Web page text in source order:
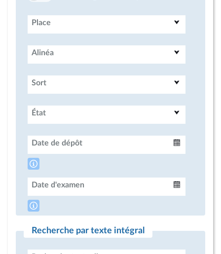
Place
Alinéa
Sort
État
Date de dépôt
Date d'examen
Recherche par texte intégral